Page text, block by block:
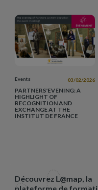
Events 03/02/2026
PARTNERS'EVENING: A
HIGHLIGHT OF
RECOGNITION AND
EXCHANGE AT THE
INSTITUT DE FRANCE
Découvrez L@map, la